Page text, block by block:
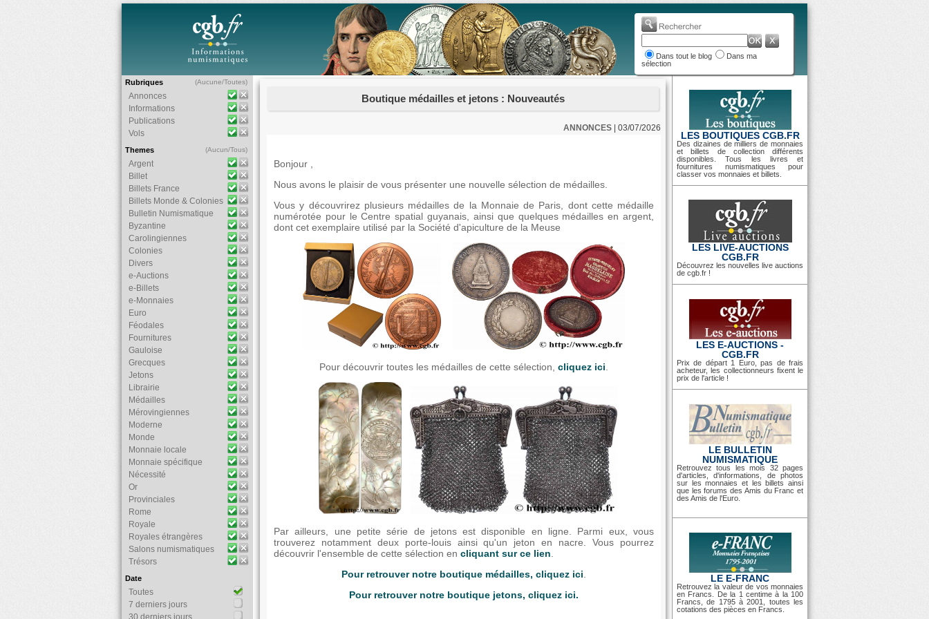
Dans tout le blog
Dans ma
sélection
Rubriques (Aucune/Toutes)
Annonces
Informations
Publications
Vols
Themes (Aucun/Tous)
Argent
Billet
Billets France
Billets Monde & Colonies
Bulletin Numismatique
Byzantine
Carolingiennes
Colonies
Divers
e-Auctions
e-Billets
e-Monnaies
Euro
Féodales
Fournitures
Gauloise
Grecques
Jetons
Librairie
Médailles
Mérovingiennes
Moderne
Monde
Monnaie locale
Monnaie spécifique
Nécessité
Or
Provinciales
Rome
Royale
Royales étrangères
Salons numismatiques
Trésors
Date
Toutes
7 derniers jours
30 derniers jours
Boutique médailles et jetons : Nouveautés
| 03/07/2026
ANNONCES
Bonjour ,
Nous avons le plaisir de vous présenter une nouvelle sélection de médailles.
Vous y découvrirez plusieurs médailles de la Monnaie de Paris, dont cette médaille
numérotée pour le Centre spatial guyanais, ainsi que quelques médailles en argent,
dont cet exemplaire utilisé par la Société d'apiculture de la Meuse
Pour découvrir toutes les médailles de cette sélection, cliquez ici
Par ailleurs, une petite série de jetons est disponible en ligne. Parmi eux, vous
trouverez notamment deux porte-louis ainsi qu'un jeton en nacre. Vous pourrez
découvrir l'ensemble de cette sélection en cliquant sur ce lien
Pour retrouver notre boutique médailles, cliquez ici
Pour retrouver notre boutique jetons, cliquez ici.
LES BOUTIQUES CGB.FR
Des dizaines de milliers de monnaies
et billets de collection différents
disponibles. Tous les livres et
fournitures numismatiques pour
classer vos monnaies et billets.
LES LIVE-AUCTIONS
CGB.FR
Découvrez les nouvelles live auctions
de cgb.fr !
LES E-AUCTIONS -
CGB.FR
Prix de départ 1 Euro, pas de frais
acheteur, les collectionneurs fixent le
prix de l'article !
LE BULLETIN
NUMISMATIQUE
Retrouvez tous les mois 32 pages
d'articles, d'informations, de photos
sur les monnaies et les billets ainsi
que les forums des Amis du Franc et
des Amis de l'Euro.
LE E-FRANC
Retrouvez la valeur de vos monnaies
en Francs. De la 1 centime à la 100
Francs, de 1795 à 2001, toutes les
cotations des pièces en Francs.